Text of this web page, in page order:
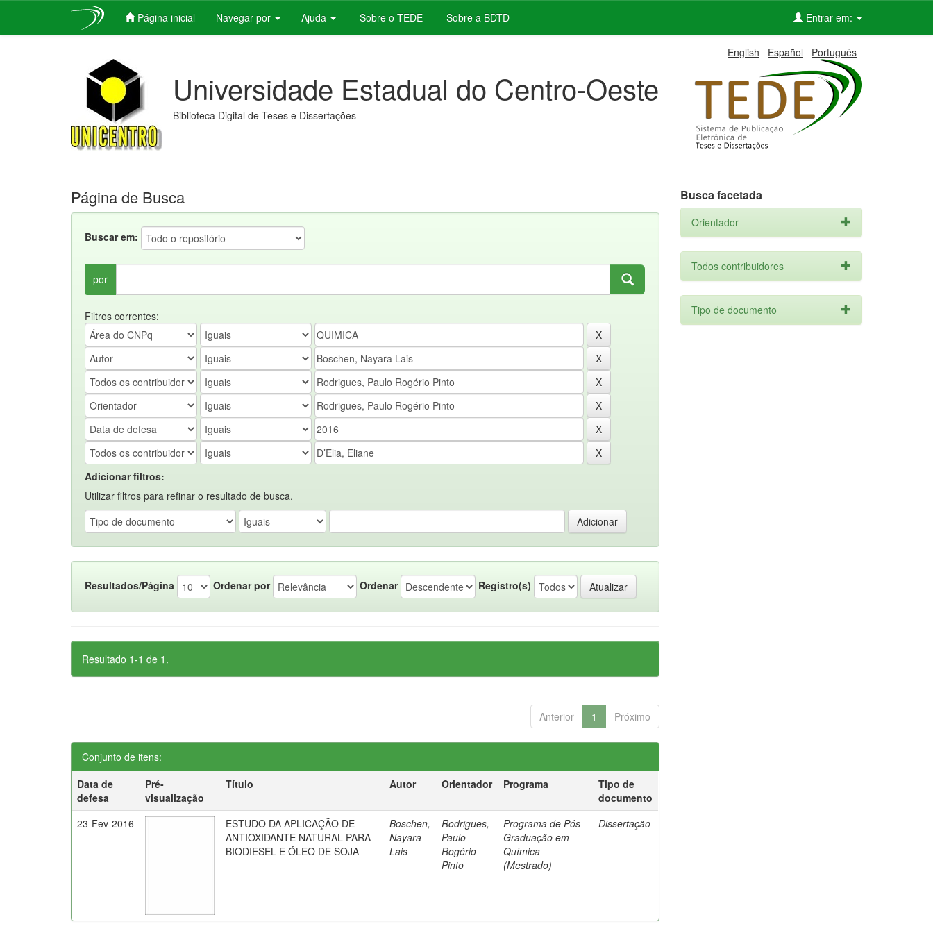
Página inicial Navegar por Ajuda Sobre o TEDE Sobre a BDTD Entrar em:
English Español Português
Universidade Estadual do Centro-Oeste
Biblioteca Digital de Teses e Dissertações
Página de Busca
Buscar em:
por
Filtros correntes:
Adicionar filtros:
Utilizar filtros para refinar o resultado de busca.
Resultados/Página Ordenar por Ordenar Registro(s)
Resultado 1-1 de 1.
Anterior 1 Próximo
Conjunto de itens:
Data de
defesa
Pré-
visualização
Título Autor Orientador Programa
Tipo de
documento
23-Fev-2016
ESTUDO DA APLICAÇÃO DE
ANTIOXIDANTE NATURAL PARA
BIODIESEL E ÓLEO DE SOJA
Boschen,
Nayara
Lais
Rodrigues,
Paulo
Rogério
Pinto
Programa de Pós-
Graduação em
Química
(Mestrado)
Dissertação
Busca facetada
Orientador
Todos contribuidores
Tipo de documento